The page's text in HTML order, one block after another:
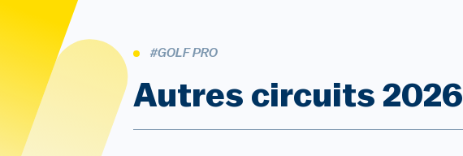
#GOLF PRO
Autres circuits 2026